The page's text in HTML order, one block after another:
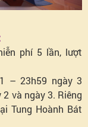
phí 5 lần, lượt
– 23h59 ngày 3
2 và ngày 3. Riêng
Tung Hoành Bát